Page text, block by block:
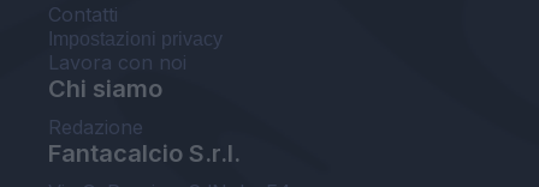
Contatti
Impostazioni privacy
Lavora con noi
Chi siamo
Redazione
Fantacalcio S.r.l.